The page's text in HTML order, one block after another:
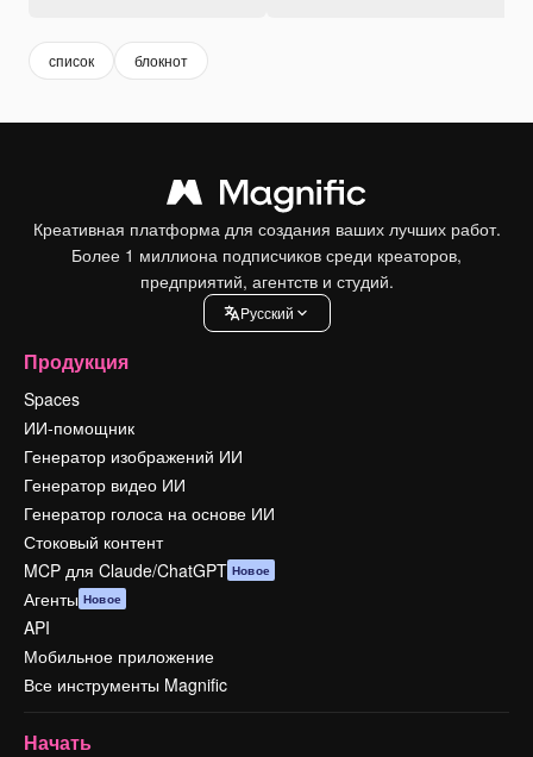
список блокнот
Креативная платформа для создания ваших лучших работ.
Более 1 миллиона подписчиков среди креаторов,
предприятий, агентств и студий.
Pусский
Продукция
Spaces
ИИ-помощник
Генератор изображений ИИ
Генератор видео ИИ
Генератор голоса на основе ИИ
Стоковый контент
MCP для Claude/ChatGPT Новое
Агенты Новое
API
Мобильное приложение
Все инструменты Magnific
Начать